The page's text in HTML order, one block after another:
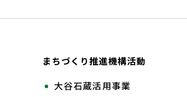
まちづくり推進機構活動
大谷石蔵活用事業